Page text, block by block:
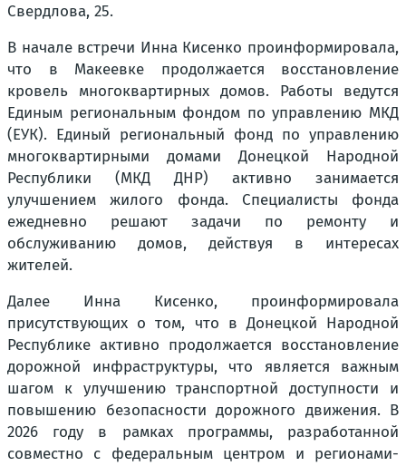
Свердлова, 25.
В начале встречи Инна Кисенко проинформировала,
что в Макеевке продолжается восстановление
кровель многоквартирных домов. Работы ведутся
Единым региональным фондом по управлению МКД
(ЕУК). Единый региональный фонд по управлению
многоквартирными домами Донецкой Народной
Республики (МКД ДНР) активно занимается
улучшением жилого фонда. Специалисты фонда
ежедневно решают задачи по ремонту и
обслуживанию домов, действуя в интересах
жителей.
Далее Инна Кисенко, проинформировала
присутствующих о том, что в Донецкой Народной
Республике активно продолжается восстановление
дорожной инфраструктуры, что является важным
шагом к улучшению транспортной доступности и
повышению безопасности дорожного движения. В
2026 году в рамках программы, разработанной
совместно с федеральным центром и регионами-